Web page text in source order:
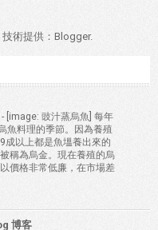
術提供： Blogger.
- [image: 豉汁蒸烏魚] 每年
魚料理的季節。因為養殖
成以上都是魚塭養出來的
稱為烏金。現在養殖的烏
價格非常低廉，在市場差
博客